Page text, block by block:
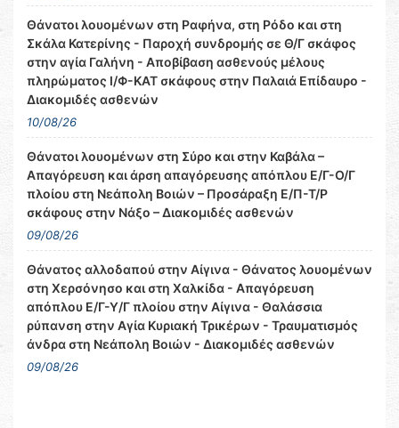
Θάνατοι λουομένων στη Ραφήνα, στη Ρόδο και στη
Σκάλα Κατερίνης - Παροχή συνδρομής σε Θ/Γ σκάφος
στην αγία Γαλήνη - Αποβίβαση ασθενούς μέλους
πληρώματος Ι/Φ-ΚΑΤ σκάφους στην Παλαιά Επίδαυρο -
Διακομιδές ασθενών
10/08/26
Θάνατοι λουομένων στη Σύρο και στην Καβάλα –
Απαγόρευση και άρση απαγόρευσης απόπλου Ε/Γ-Ο/Γ
πλοίου στη Νεάπολη Βοιών – Προσάραξη Ε/Π-Τ/Ρ
σκάφους στην Νάξο – Διακομιδές ασθενών
09/08/26
Θάνατος αλλοδαπού στην Αίγινα - Θάνατος λουομένων
στη Χερσόνησο και στη Χαλκίδα - Απαγόρευση
απόπλου Ε/Γ-Υ/Γ πλοίου στην Αίγινα - Θαλάσσια
ρύπανση στην Αγία Κυριακή Τρικέρων - Τραυματισμός
άνδρα στη Νεάπολη Βοιών - Διακομιδές ασθενών
09/08/26